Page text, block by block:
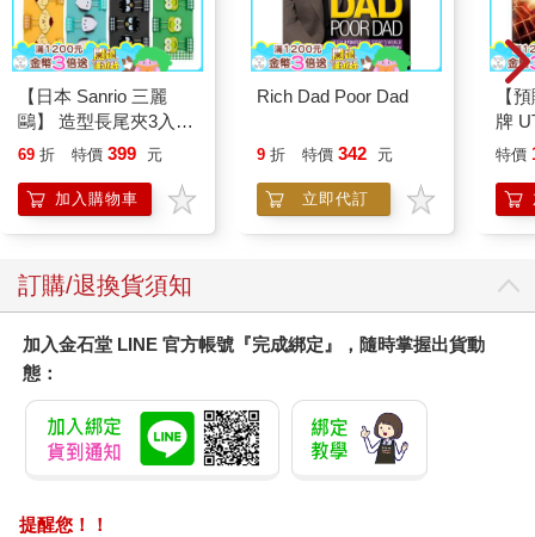
【日本 Sanrio 三麗
鷗】 造型長尾夾3入組
(8款可選) 凱蒂貓 Hello
企鵝
69 折 特價 399 元
加入購物車
Rich Dad Poor Dad
9 折 特價 342 元
立即代訂
【
牌
日
特價
訂購/退換貨須知
加入金石堂 LINE 官方帳號『完成綁定』，隨時掌握出貨動
態：
提醒您！！